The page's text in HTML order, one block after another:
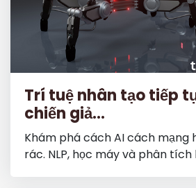
Trí tuệ nhân tạo tiếp
chiến giả...
Khám phá cách AI cách mạng
rác. NLP, học máy và phân tích